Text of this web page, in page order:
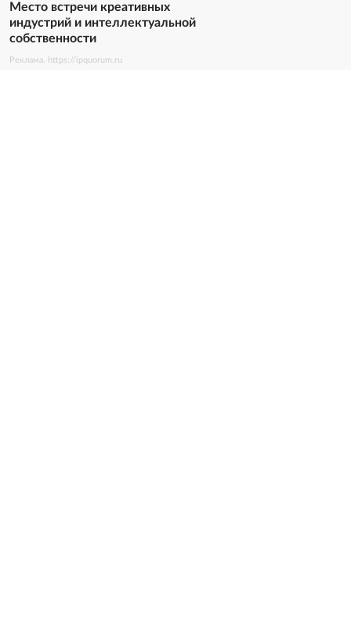
Место встречи креативных
индустрий и интеллектуальной
собственности
Реклама. https://ipquorum.ru